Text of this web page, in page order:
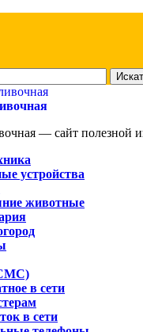
— сайт полезной
устройства
животные
в сети
в сети